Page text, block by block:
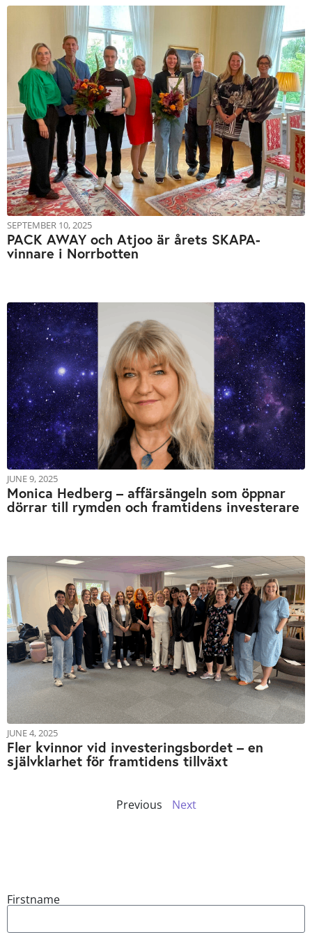
SEPTEMBER 10, 2025
PACK AWAY och Atjoo är årets SKAPA-
vinnare i Norrbotten
JUNE 9, 2025
Monica Hedberg – affärsängeln som öppnar
dörrar till rymden och framtidens investerare
JUNE 4, 2025
Fler kvinnor vid investeringsbordet – en
självklarhet för framtidens tillväxt
Previous Next
Firstname